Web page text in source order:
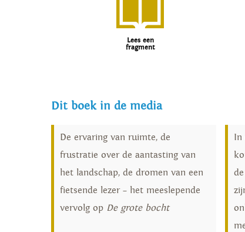
Lees een
fragment
Dit boek in de media
De ervaring van ruimte, de
frustratie over de aantasting van
het landschap, de dromen van een
fietsende lezer – het meeslepende
vervolg op De grote bocht
In